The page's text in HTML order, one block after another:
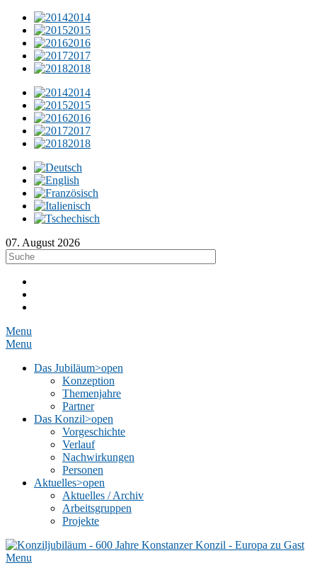
2014
2015
2016
2017
2018
2014
2015
2016
2017
2018
07. August 2026
Menu
Menu
Das Jubiläum>open
Konzeption
Themenjahre
Partner
Das Konzil>open
Vorgeschichte
Verlauf
Nachwirkungen
Personen
Aktuelles>open
Aktuelles / Archiv
Arbeitsgruppen
Projekte
Menu